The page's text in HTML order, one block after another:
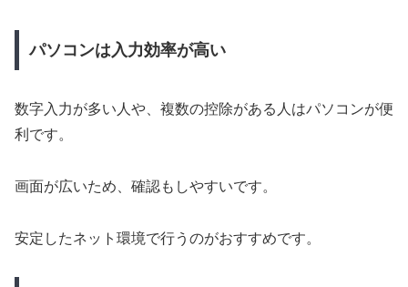
パソコンは入力効率が高い
数字入力が多い人や、複数の控除がある人はパソコンが便
利です。
画面が広いため、確認もしやすいです。
安定したネット環境で行うのがおすすめです。